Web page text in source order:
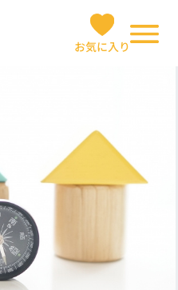
お気に入り